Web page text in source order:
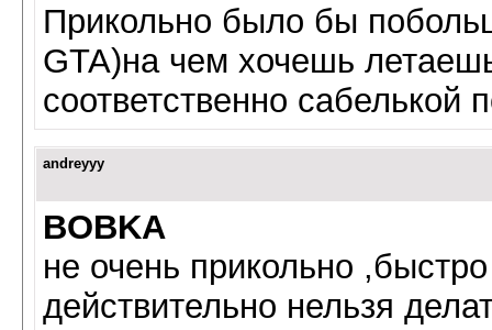
Прикольно было бы
GTA)на чем хочешь
соответственно сабелькой
andreyyy
BOBKA
не очень прикольно
действительно нельзя